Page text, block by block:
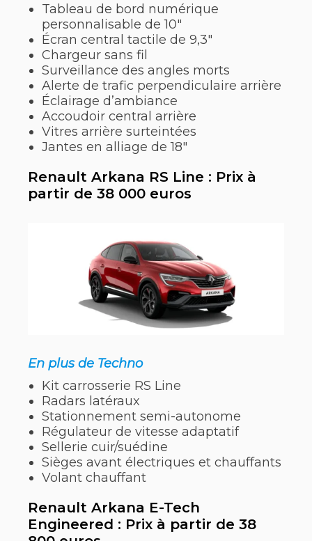
Tableau de bord numérique
personnalisable de 10″
Écran central tactile de 9,3″
Chargeur sans fil
Surveillance des angles morts
Alerte de trafic perpendiculaire arrière
Éclairage d’ambiance
Accoudoir central arrière
Vitres arrière surteintées
Jantes en alliage de 18″
Renault Arkana RS Line : Prix à
partir de 38 000 euros
En plus de Techno
Kit carrosserie RS Line
Radars latéraux
Stationnement semi-autonome
Régulateur de vitesse adaptatif
Sellerie cuir/suédine
Sièges avant électriques et chauffants
Volant chauffant
Renault Arkana E-Tech
Engineered : Prix à partir de 38